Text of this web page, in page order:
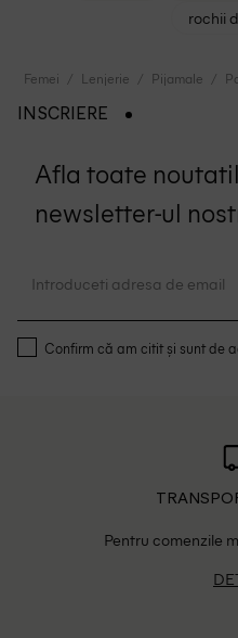
rochii
Femei Lenjerie Pijamale
INSCRIERE
Afla toate
newsletter-ul
Confirm că am citit și sunt de
Pentru comenzile